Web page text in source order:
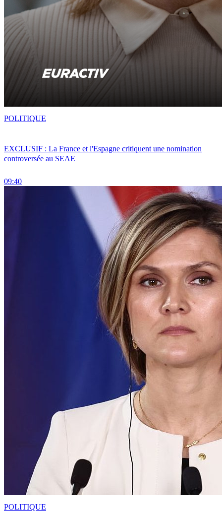
EXCLUSIF : La France et l'Espagne critiquent une nomination
controversée au SEAE
09:40
POLITIQUE
POLITIQUE